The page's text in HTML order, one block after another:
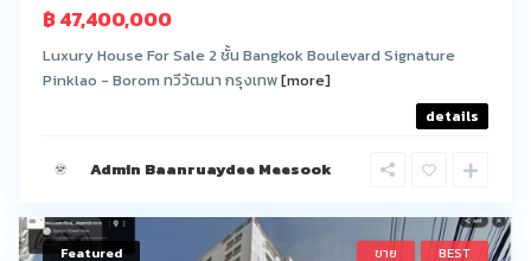
฿ 47,400,000
Luxury House For Sale 2 ชั้น Bangkok Boulevard Signature
Pinklao - Borom ทวีวัฒนา กรุงเทพ[more]
details
Admin Baanruaydee Meesook
Featured ขาย BEST